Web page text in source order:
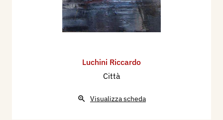
Luchini Riccardo
Città
Visualizza scheda